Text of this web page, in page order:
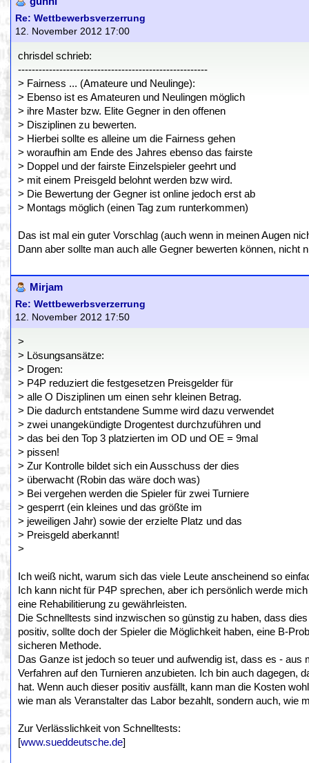
Re: Wettbewerbsverzerrung
12. November 2012 17:00
chrisdel schrieb:
-------------------------------------------------------
> Fairness ... (Amateure und Neulinge):
> Ebenso ist es Amateuren und Neulingen möglich
> ihre Master bzw. Elite Gegner in den offenen
> Disziplinen zu bewerten.
> Hierbei sollte es alleine um die Fairness gehen
> woraufhin am Ende des Jahres ebenso das fairste
> Doppel und der fairste Einzelspieler geehrt und
> mit einem Preisgeld belohnt werden bzw wird.
> Die Bewertung der Gegner ist online jedoch erst ab
> Montags möglich (einen Tag zum runterkommen)
Das ist mal ein guter Vorschlag (auch wenn in meinen Augen
Dann aber sollte man auch alle Gegner bewerten können, nicht
Mirjam
Re: Wettbewerbsverzerrung
12. November 2012 17:50
>
> Lösungsansätze:
> Drogen:
> P4P reduziert die festgesetzen Preisgelder für
> alle O Disziplinen um einen sehr kleinen Betrag.
> Die dadurch entstandene Summe wird dazu verwendet
> zwei unangekündigte Drogentest durchzuführen und
> das bei den Top 3 platzierten im OD und OE = 9mal
> pissen!
> Zur Kontrolle bildet sich ein Ausschuss der dies
> überwacht (Robin das wäre doch was)
> Bei vergehen werden die Spieler für zwei Turniere
> gesperrt (ein kleines und das größte im
> jeweiligen Jahr) sowie der erzielte Platz und das
> Preisgeld aberkannt!
>
Ich weiß nicht, warum sich das viele Leute anscheinend so
Ich kann nicht für P4P sprechen, aber ich persönlich werde
eine Rehabilitierung zu gewährleisten.
Die Schnelltests sind inzwischen so günstig zu haben, dass
positiv, sollte doch der Spieler die Möglichkeit haben, eine B-
sicheren Methode.
Das Ganze ist jedoch so teuer und aufwendig ist, dass es -
Verfahren auf den Turnieren anzubieten. Ich bin auch dagegen,
hat. Wenn auch dieser positiv ausfällt, kann man die Kosten
wie man als Veranstalter das Labor bezahlt, sondern auch, wie
Zur Verlässlichkeit von Schnelltests:
[www.sueddeutsche.de]